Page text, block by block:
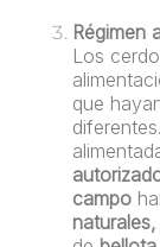
Régimen
Los
que
campo